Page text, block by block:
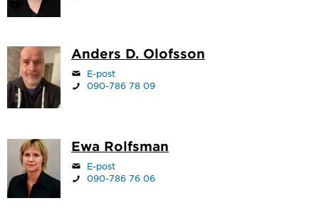
Anders D. Olofsson
E-post
090-786 78 09
Ewa Rolfsman
E-post
090-786 76 06